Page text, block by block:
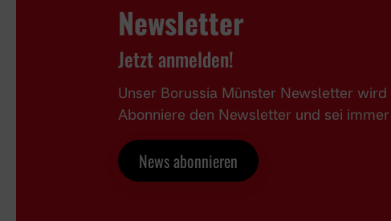
Newsletter
Jetzt anmelden!
Unser Borussia Münster Newsletter
Abonniere den Newsletter und sei
News abonnieren